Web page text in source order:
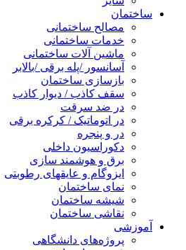
ساختمان
مصالح ساختمانی
خدمات ساختمانی
ماشین آلات ساختمانی
آسانسور /پله برقی /بالابر
بازسازی ساختمان
سقف کاذب / دیوار کاذب
در ضد سرقت
در اتوماتیک / کرکره برقی
در و پنجره
دکوراسیون داخلی
برق و هوشمند سازی
ایزوگام و عایقهای رطوبتی
نمای ساختمان
شیشه ساختمان
نقاشی ساختمان
آموزشی
پروژه‌های دانشگاهی